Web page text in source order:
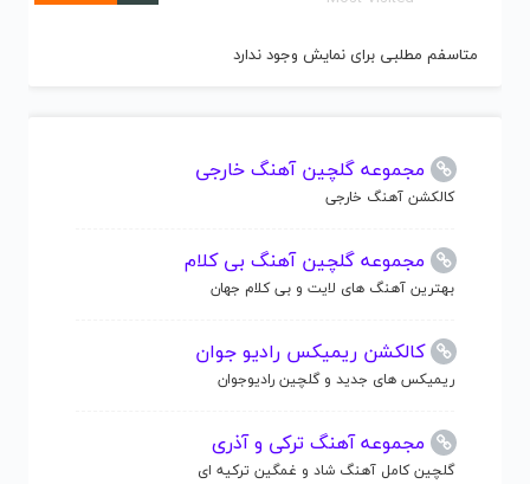
متاسفم مطلبی برای نمایش وجود ندارد
مجموعه گلچین آهنگ خارجی
کالکشن آهنگ خارجی
مجموعه گلچین آهنگ بی کلام
بهترین آهنگ های لایت و بی کلام جهان
کالکشن ریمیکس رادیو جوان
ریمیکس های جدید و گلچین رادیوجوان
مجموعه آهنگ ترکی و آذری
گلچین کامل آهنگ شاد و غمگین ترکیه ای